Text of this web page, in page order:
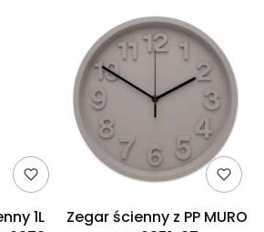
1L
Zegar ścienny z PP MURO